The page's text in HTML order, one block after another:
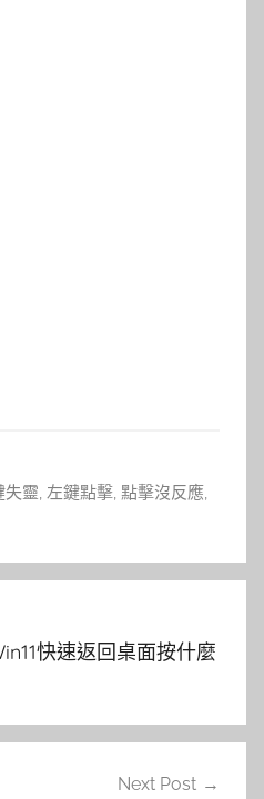
失靈, 左鍵點擊, 點擊沒反應,
快速返回桌面按什麼
Next Post